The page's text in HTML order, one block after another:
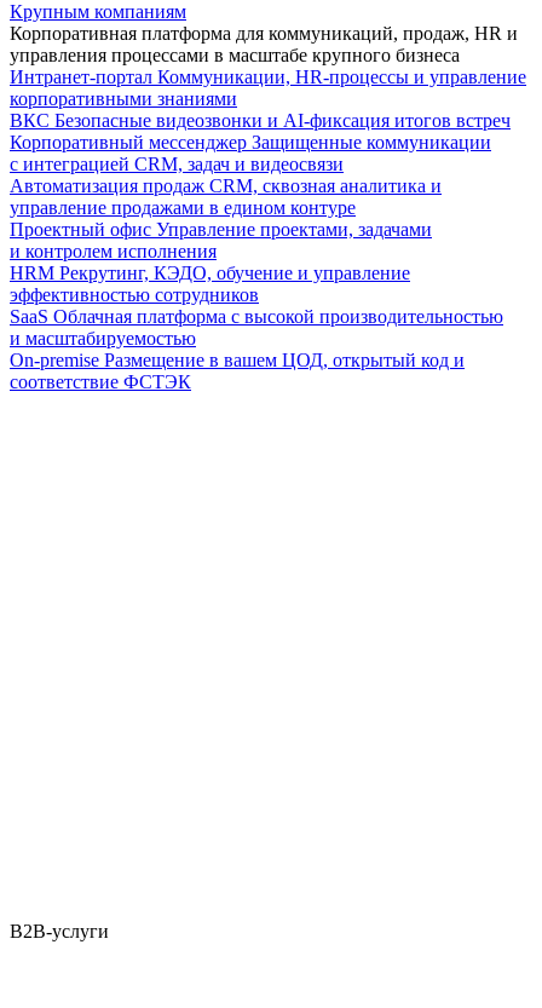
Крупным компаниям
Корпоративная платформа для коммуникаций, продаж, HR и
управления процессами в масштабе крупного бизнеса
Интранет-портал Коммуникации, HR-процессы и управление
корпоративными знаниями
ВКС Безопасные видеозвонки и AI-фиксация итогов встреч
Корпоративный мессенджер Защищенные коммуникации
с интеграцией CRM, задач и видеосвязи
Автоматизация продаж CRM, сквозная аналитика и
управление продажами в едином контуре
Проектный офис Управление проектами, задачами
и контролем исполнения
HRM Рекрутинг, КЭДО, обучение и управление
эффективностью сотрудников
SaaS Облачная платформа с высокой производительностью
и масштабируемостью
On-premise Размещение в вашем ЦОД, открытый код и
соответствие ФСТЭК
B2B-услуги